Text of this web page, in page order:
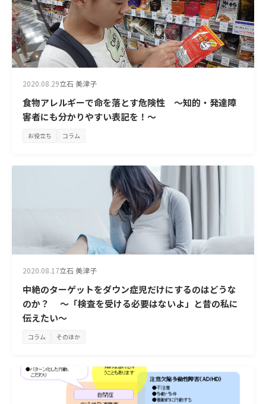
2020.08.29立石 美津子
食物アレルギーで命を落とす危険性 ～知的・発達障
害者にも分かりやすい表記を！～
お役立ち コラム
2020.08.17立石 美津子
中絶のターゲットをダウン症児だけにするのはどうな
のか？ ～「検査を受ける必要はないよ」と昔の私に
伝えたい～
コラム そのほか